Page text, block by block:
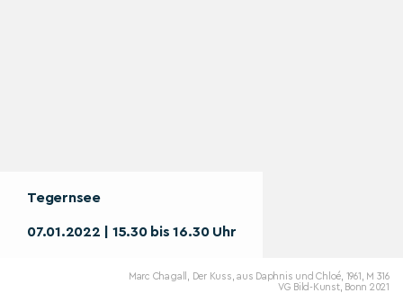
Tegernsee
07.01.2022 | 15.30 bis 16.30 Uhr
Marc Chagall, Der Kuss, aus Daphnis und Chloé, 1961, M 316
VG Bild-Kunst, Bonn 2021